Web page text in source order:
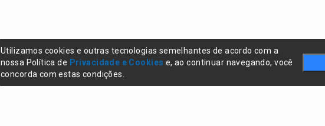
Utilizamos cookies e outras tecnologias semelhantes de acordo com a
nossa Política de Privacidade e Cookies e, ao continuar navegando, você
concorda com estas condições.